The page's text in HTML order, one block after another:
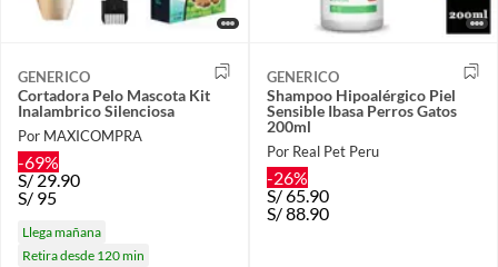
GENERICO
Cortadora Pelo Mascota Kit
Inalambrico Silenciosa
Por MAXICOMPRA
-69%
S/29.90
S/ 95
Llega mañana
Retira desde 120 min
GENERICO
Shampoo Hipoalérgico Piel
Sensible Ibasa Perros Gatos
200ml
Por Real Pet Peru
-26%
S/65.90
S/88.90